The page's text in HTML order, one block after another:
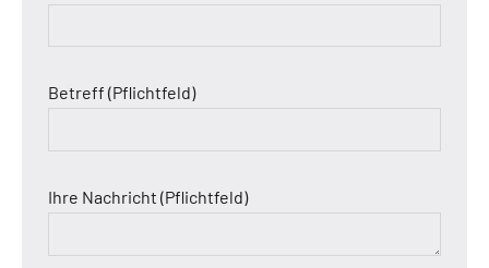
Betreff (Pflichtfeld)
Ihre Nachricht (Pflichtfeld)